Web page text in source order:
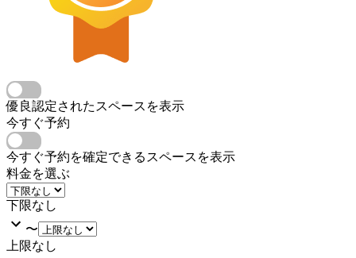
優良認定されたスペースを表示
今すぐ予約
今すぐ予約を確定できるスペースを表示
料金を選ぶ
下限なし
〜
上限なし